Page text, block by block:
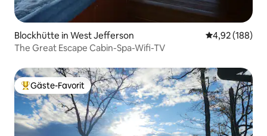
Blockhütte in West Jefferson
4,92 (188)
The Great Escape Cabin-Spa-Wifi-TV
Beliebter Gäste-Favorit.
Gäste-Favorit